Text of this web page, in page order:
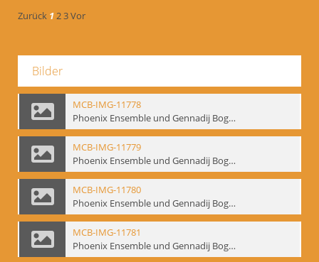
Zurück 123Vor
Bilder
MCB-IMG-11778
Phoenix Ensemble und Gennadij Bogdanow; BM-img-105-4
MCB-IMG-11779
Phoenix Ensemble und Gennadij Bogdanow; BM-img-105-5
MCB-IMG-11780
Phoenix Ensemble und Gennadij Bogdanow; BM-img-105-6
MCB-IMG-11781
Phoenix Ensemble und Gennadij Bogdanow; BM-img-105-7